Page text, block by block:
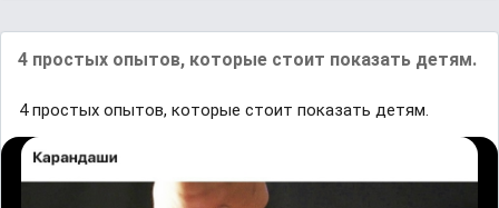
4 простых опытов, которые стоит показать детям.
4 простых опытов, которые стоит показать детям.